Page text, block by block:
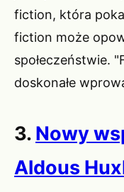
fiction, która
fiction może
społeczeństwie.
doskonałe
3. Nowy
Aldous